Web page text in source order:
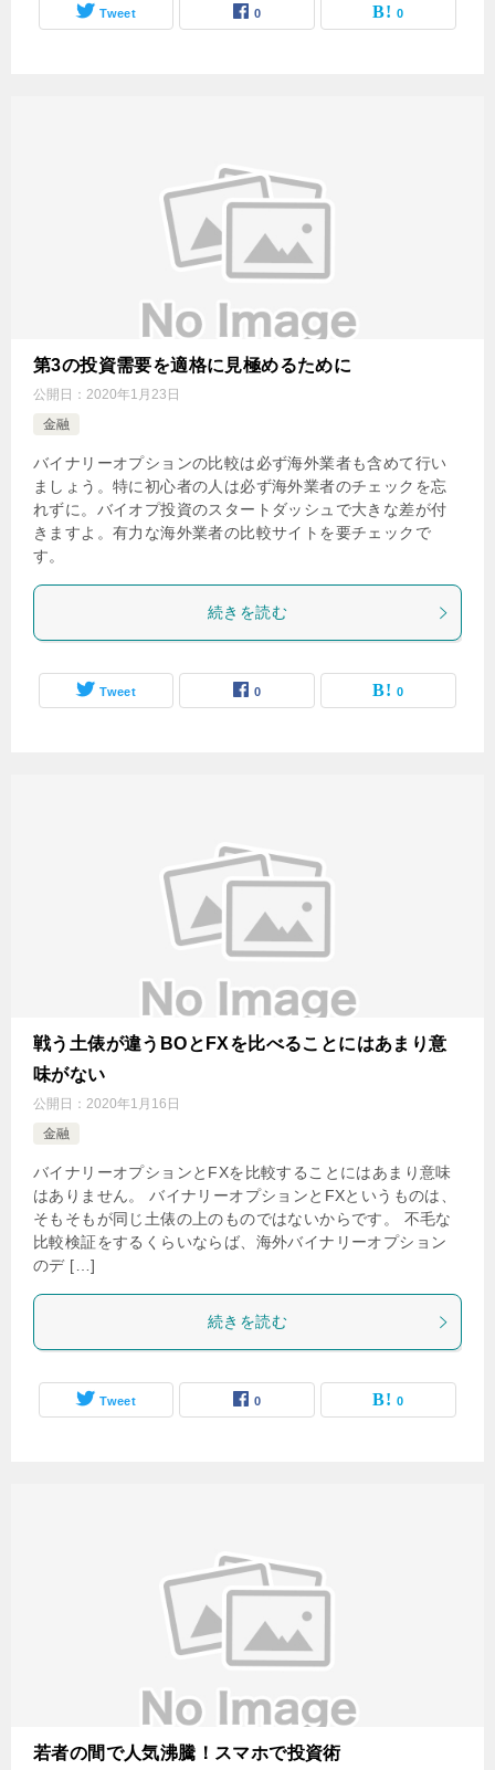
Tweet 0 0
第3の投資需要を適格に見極めるために
公開日： 2020年1月23日
金融
バイナリーオプションの比較は必ず海外業者も含めて行い
ましょう。特に初心者の人は必ず海外業者のチェックを忘
れずに。バイオプ投資のスタートダッシュで大きな差が付
きますよ。有力な海外業者の比較サイトを要チェックで
す。
続きを読む
Tweet 0 0
戦う土俵が違うBOとFXを比べることにはあまり意
味がない
公開日： 2020年1月16日
金融
バイナリーオプションとFXを比較することにはあまり意味
はありません。 バイナリーオプションとFXというものは、
そもそもが同じ土俵の上のものではないからです。 不毛な
比較検証をするくらいならば、海外バイナリーオプション
のデ […]
続きを読む
Tweet 0 0
若者の間で人気沸騰！スマホで投資術